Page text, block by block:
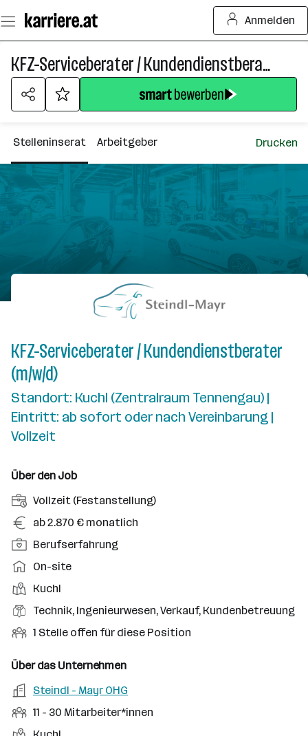
Seiteninhalt
springen
Anmelden
KFZ-Serviceberater / Kundendienstberater (m/w/d)
Stelleninserat Arbeitgeber Drucken
KFZ-Serviceberater / Kundendienstberater
(m/w/d)
Standort: Kuchl (Zentralraum Tennengau) |
Eintritt: ab sofort oder nach Vereinbarung |
Vollzeit
Über den Job
A
n
t
e
l
u
n
s
r
t
Vollzeit (Festanstellung)
G
e
h
a
l
t
ab 2.870 € monatlich
P
o
i
t
i
n
e
b
Berufserfahrung
A
r
b
e
i
s
m
o
d
e
On-site
D
i
n
t
o
t
Kuchl
B
e
u
s
f
Technik, Ingenieurwesen, Verkauf, Kundenbetreuung
O
f
n
e
S
1 Stelle offen für diese Position
Über das Unternehmen
A
r
Steindl - Mayr OHG
M
i
11 - 30 Mitarbeiter*innen